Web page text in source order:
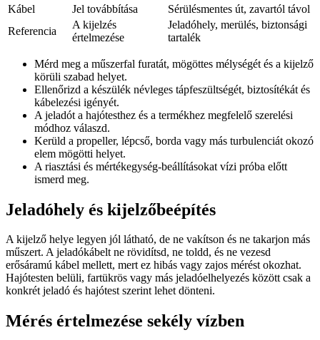
Kábel
Jel továbbítása
Sérülésmentes út, zavartól távol
Referencia
A kijelzés
értelmezése
Jeladóhely, merülés, biztonsági
tartalék
Mérd meg a műszerfal furatát, mögöttes mélységét és a kijelző
körüli szabad helyet.
Ellenőrizd a készülék névleges tápfeszültségét, biztosítékát és
kábelezési igényét.
A jeladót a hajótesthez és a termékhez megfelelő szerelési
módhoz válaszd.
Kerüld a propeller, lépcső, borda vagy más turbulenciát okozó
elem mögötti helyet.
A riasztási és mértékegység-beállításokat vízi próba előtt
ismerd meg.
Jeladóhely és kijelzőbeépítés
A kijelző helye legyen jól látható, de ne vakítson és ne takarjon más
műszert. A jeladókábelt ne rövidítsd, ne toldd, és ne vezesd
erősáramú kábel mellett, mert ez hibás vagy zajos mérést okozhat.
Hajótesten belüli, fartükrös vagy más jeladóelhelyezés között csak a
konkrét jeladó és hajótest szerint lehet dönteni.
Mérés értelmezése sekély vízben